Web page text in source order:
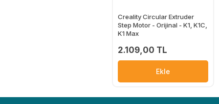
Creality Circular Extruder
Step Motor - Orijinal - K1, K1C,
K1 Max
2.109,00 TL
Ekle